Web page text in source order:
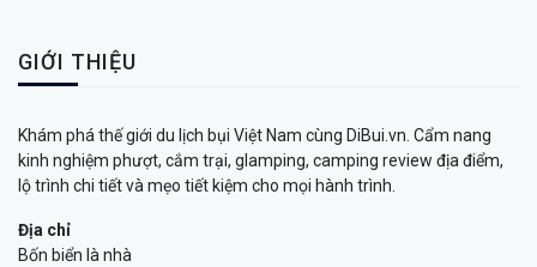
GIỚI THIỆU
Khám phá thế giới du lịch bụi Việt Nam cùng DiBui.vn. Cẩm nang
kinh nghiệm phượt, cắm trại, glamping, camping review địa điểm,
lộ trình chi tiết và mẹo tiết kiệm cho mọi hành trình.
Địa chỉ
Bốn biển là nhà